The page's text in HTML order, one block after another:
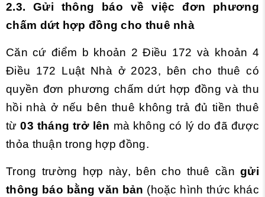
2.3. Gửi thông báo về việc đơn phương
chấm dứt hợp đồng cho thuê nhà
Căn cứ điểm b khoản 2 Điều 172 và khoản 4
Điều 172 Luật Nhà ở 2023, bên cho thuê có
quyền đơn phương chấm dứt hợp đồng và thu
hồi nhà ở nếu bên thuê không trả đủ tiền thuê
từ03 tháng trở lên mà không có lý do đã được
thỏa thuận trong hợp đồng.
Trong trường hợp này, bên cho thuê cầngửi
thông báo bằng văn bản (hoặc hình thức khác